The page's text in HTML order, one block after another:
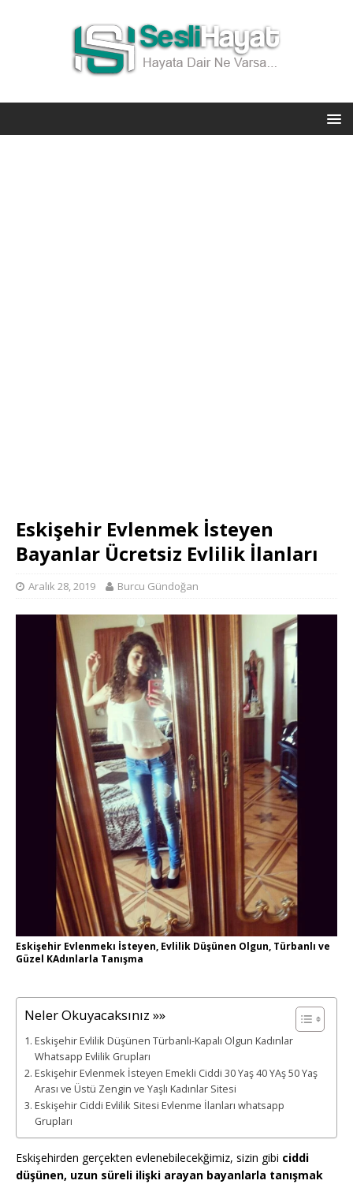
Eskişehir Evlenmek İsteyen
Bayanlar Ücretsiz Evlilik İlanları
Aralık 28, 2019 Burcu Gündoğan
Eskişehir Evlenmekı İsteyen, Evlilik Düşünen Olgun, Türbanlı ve
Güzel KAdınlarla Tanışma
Neler Okuyacaksınız »»
Eskişehir Evlilik Düşünen Türbanlı-Kapalı Olgun Kadınlar
Whatsapp Evlilik Grupları
Eskişehir Evlenmek İsteyen Emekli Ciddi 30 Yaş 40 YAş 50 Yaş
Arası ve Üstü Zengin ve Yaşlı Kadınlar Sitesi
Eskişehir Ciddi Evlilik Sitesi Evlenme İlanları whatsapp
Grupları
Eskişehirden gerçekten evlenebilecekğimiz, sizin gibi ciddi
düşünen, uzun süreli ilişki arayan bayanlarla tanışmak